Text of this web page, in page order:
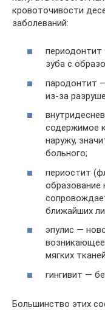
кровоточивости
заболеваний:
периодонтит
зуба с
пародонтит
из-за
содержимое
наружу,
больного;
периостит
образование
ближайших
эпулис —
возникающее
мягких
гингивит —
Большинство этих